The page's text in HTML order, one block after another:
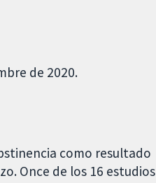
de 2020.
como resultado
Once de los 16 estudios